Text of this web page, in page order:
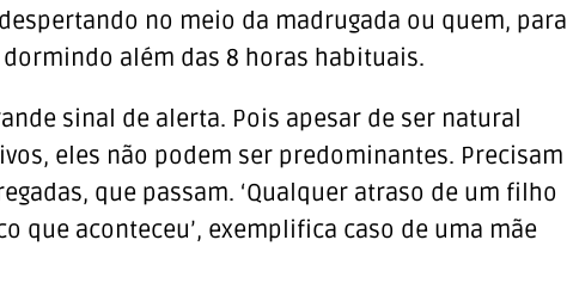
no meio da madrugada ou quem, para
além das 8 horas habituais.
sinal de alerta. Pois apesar de ser natural
eles não podem ser predominantes. Precisam
que passam. ‘Qualquer atraso de um filho
que aconteceu’, exemplifica caso de uma mãe